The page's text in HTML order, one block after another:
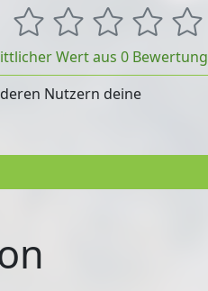
Wert aus 0 Bewertung
Nutzern deine